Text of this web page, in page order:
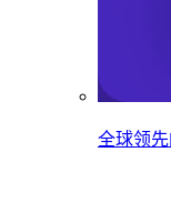
全球领